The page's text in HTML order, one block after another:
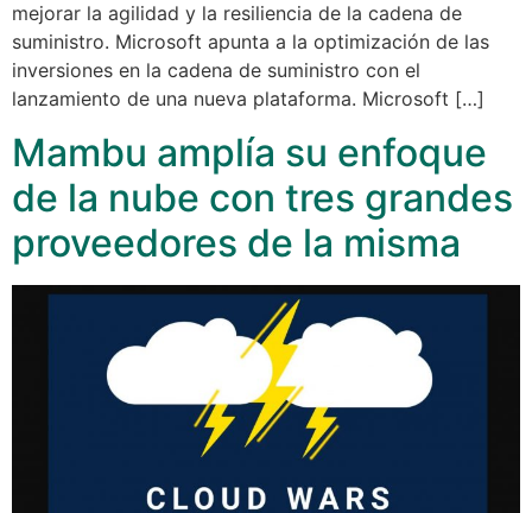
mejorar la agilidad y la resiliencia de la cadena de
suministro. Microsoft apunta a la optimización de las
inversiones en la cadena de suministro con el
lanzamiento de una nueva plataforma. Microsoft […]
Mambu amplía su enfoque
de la nube con tres grandes
proveedores de la misma